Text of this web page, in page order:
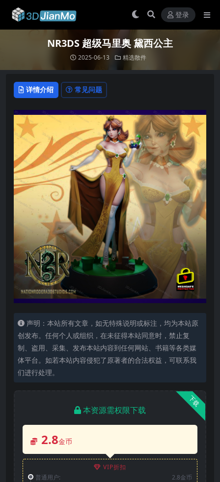
登录
NR3DS 超级马里奥 黛西公主
2025-06-13 精选散件
详情介绍 常见问题
声明：本站所有文章，如无特殊说明或标注，均为本站原
创发布。任何个人或组织，在未征得本站同意时，禁止复
制、盗用、采集、发布本站内容到任何网站、书籍等各类媒
体平台。如若本站内容侵犯了原著者的合法权益，可联系我
们进行处理。
下载
本资源需权限下载
2.8金币
VIP折扣
普通用户:
2.8金币